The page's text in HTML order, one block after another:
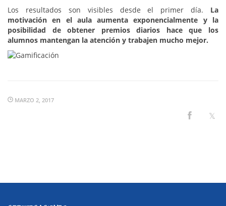
Los resultados son visibles desde el primer día. La
motivación en el aula aumenta exponencialmente y la
posibilidad de obtener premios diarios hace que los
alumnos mantengan la atención y trabajen mucho mejor.
MARZO 2, 2017